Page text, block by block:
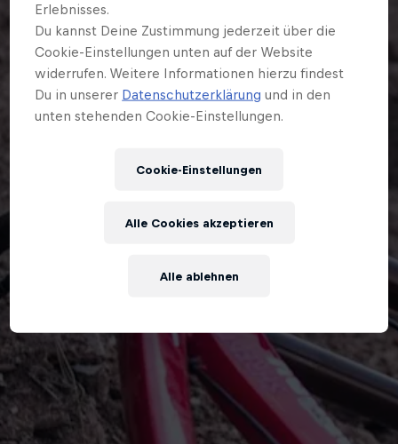
Erlebnisses.
Du kannst Deine Zustimmung jederzeit über die
Cookie-Einstellungen unten auf der Website
widerrufen. Weitere Informationen hierzu findest
Du in unserer Datenschutzerklärung und in den
unten stehenden Cookie-Einstellungen.
Cookie-Einstellungen
Alle ablehnen
Alle Cookies akzeptieren